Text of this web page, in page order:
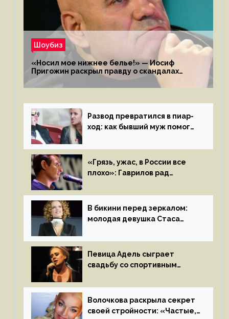
Шоубиз
«Носил мое нижнее белье!» — Иосиф
Пригожин раскрыл правду о скандалах
с мужем своей экс-жены
Развод превратился в пиар-
ход: как бывший муж помог
«Грязь, ужас, в России все
плохо»: Гаврилов рад
иноагентов
В бикини перед зеркалом:
молодая девушка Стаса
на камеру
Певица Адель сыграет
свадьбу со спортивным
летом
Волочкова раскрыла секрет
своей стройности: «Частые,